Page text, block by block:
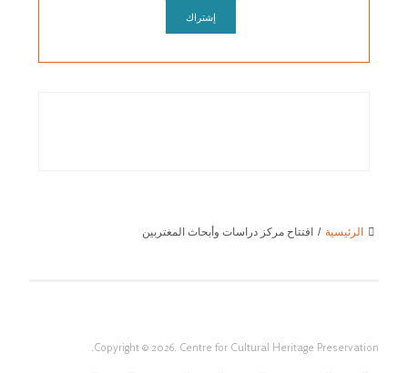
الرئيسية / افتتاح مركز دراسات وأبحاث المغتربين
Copyright © 2026. Centre for Cultural Heritage Preservation.